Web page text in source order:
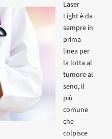
Laser
Light è da
sempre in
prima
linea per
la lotta al
tumore al
seno, il
più
comune
che
colpisce